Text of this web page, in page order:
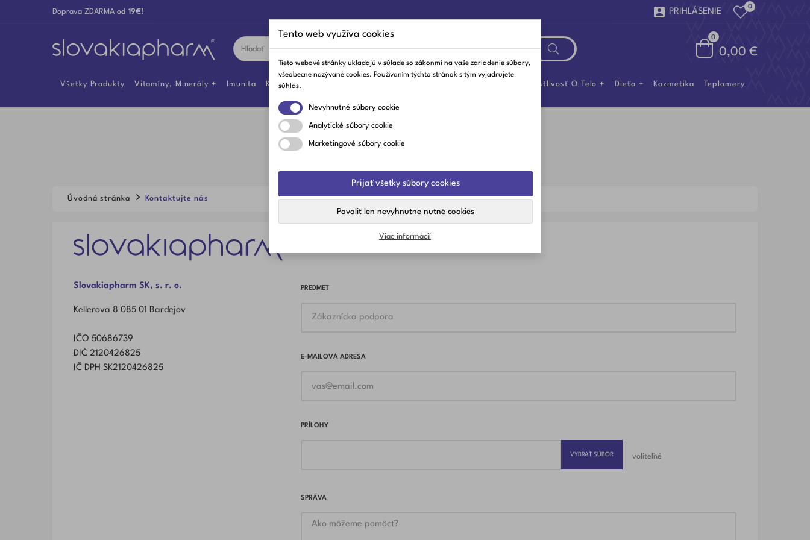
Doprava ZDARMA od 19€!  PRIHLÁSENIE
0
0
0,00 €
Všetky Produkty Vitamíny, Minerály Imunita Kĺby A Svaly Starostlivosť O Telo Dieťa Kozmetika Teplomery
Úvodná stránka Kontaktujte nás
Slovakiapharm SK, s. r. o.
Kellerova 8 085 01 Bardejov
IČO 50686739
DIČ 2120426825
IČ DPH SK2120426825
Pošli žiadosť
PREDMET
E-MAILOVÁ ADRESA
PRÍLOHY
VYBRAŤ SÚBOR voliteľné
SPRÁVA
Tento web využíva cookies
Tieto webové stránky ukladajú v súlade so zákonmi na vaše zariadenie súbory,
všeobecne nazývané cookies. Používaním týchto stránok s tým vyjadrujete
súhlas.
Nevyhnutné súbory cookie
Analytické súbory cookie
Marketingové súbory cookie
Prijať všetky súbory cookies
Povoliť len nevyhnutne nutné cookies
Viac informácií